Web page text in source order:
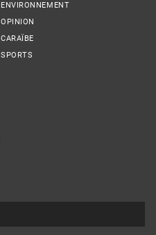
ENVIRONNEMENT
OPINION
CARAÏBE
SPORTS